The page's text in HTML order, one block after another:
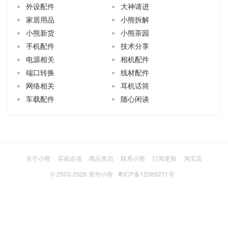
外设配件
大神请进
家居用品
小熊拆解
小熊新货
小熊茶园
手机配件
技术分享
电源相关
相机配件
端口转换
线材配件
网络相关
耳机话筒
车载配件
随心闲谈
关于小熊 买前必读 商品售后 联系小熊 订阅更新
淘宝店
© 2003-2026 青州小熊 粤ICP备12089271号